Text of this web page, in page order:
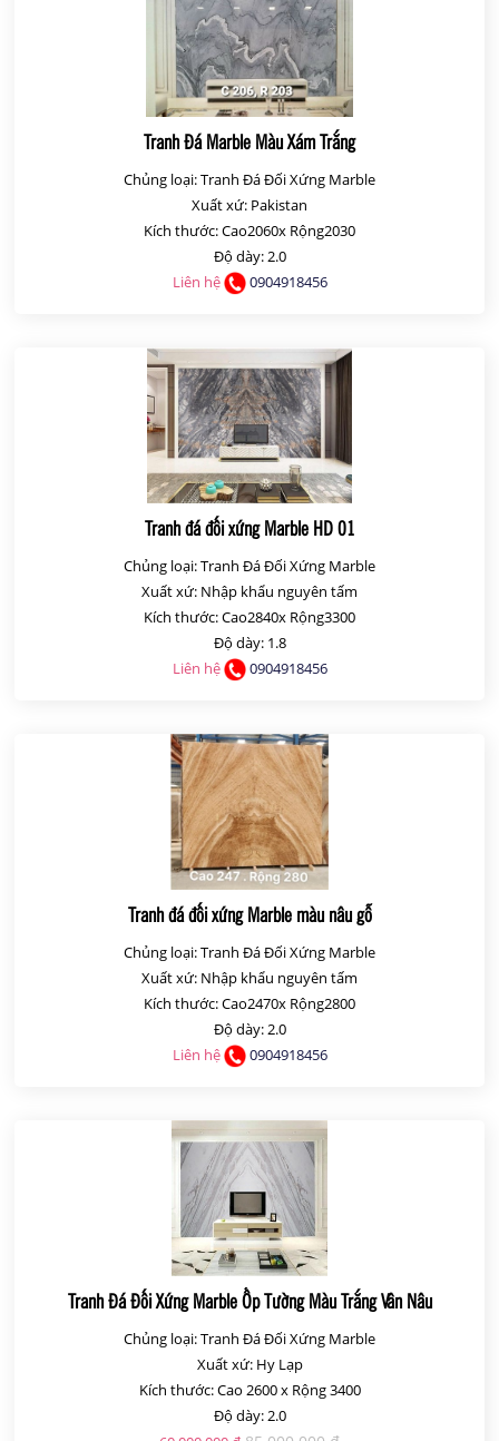
Tranh Đá Marble Màu Xám Trắng
Chủng loại: Tranh Đá Đối Xứng Marble
Xuất xứ: Pakistan
Kích thước: Cao2060x Rộng2030
Độ dày: 2.0
Liên hệ
0904918456
Tranh đá đối xứng Marble HD 01
Chủng loại: Tranh Đá Đối Xứng Marble
Xuất xứ: Nhập khẩu nguyên tấm
Kích thước: Cao2840x Rộng3300
Độ dày: 1.8
Liên hệ
0904918456
Tranh đá đối xứng Marble màu nâu gỗ
Chủng loại: Tranh Đá Đối Xứng Marble
Xuất xứ: Nhập khẩu nguyên tấm
Kích thước: Cao2470x Rộng2800
Độ dày: 2.0
Liên hệ
0904918456
Tranh Đá Đối Xứng Marble Ốp Tường Màu Trắng Vân Nâu
Chủng loại: Tranh Đá Đối Xứng Marble
Xuất xứ: Hy Lạp
Kích thước: Cao 2600 x Rộng 3400
Độ dày: 2.0